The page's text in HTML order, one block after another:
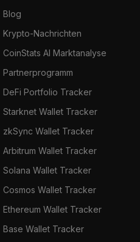
Blog
Krypto-Nachrichten
CoinStats AI Marktanalyse
Partnerprogramm
DeFi Portfolio Tracker
Starknet Wallet Tracker
zkSync Wallet Tracker
Arbitrum Wallet Tracker
Solana Wallet Tracker
Cosmos Wallet Tracker
Ethereum Wallet Tracker
Base Wallet Tracker